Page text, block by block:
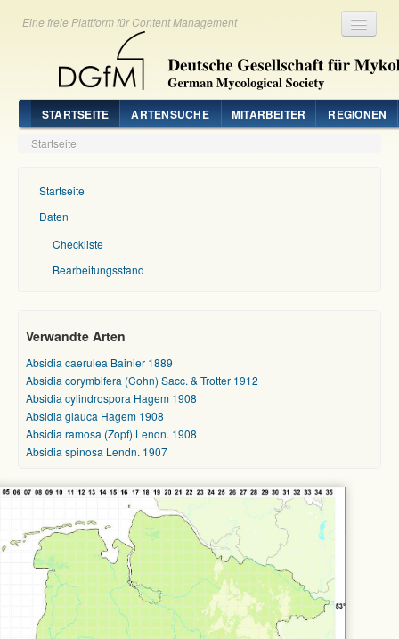
Eine freie Plattform für Content Management
STARTSEITE ARTENSUCHE MITARBEITER REGIONEN
Startseite
Startseite
Daten
Checkliste
Bearbeitungsstand
Verwandte Arten
Absidia caerulea Bainier 1889
Absidia corymbifera (Cohn) Sacc. & Trotter 1912
Absidia cylindrospora Hagem 1908
Absidia glauca Hagem 1908
Absidia ramosa (Zopf) Lendn. 1908
Absidia spinosa Lendn. 1907